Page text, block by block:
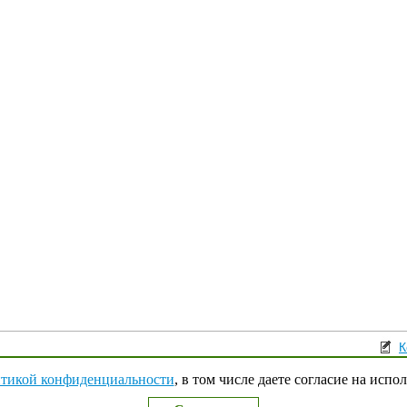
конфиденциальности, в том числе даете согласие на